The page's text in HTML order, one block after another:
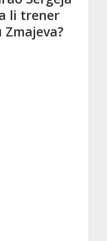
li trener